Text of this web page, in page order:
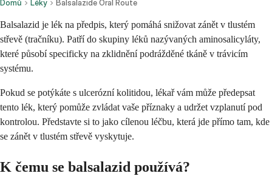
Domů Léky Balsalazide Oral Route
Balsalazid je lék na předpis, který pomáhá snižovat zánět v tlustém
střevě (tračníku). Patří do skupiny léků nazývaných aminosalicyláty,
které působí specificky na zklidnění podrážděné tkáně v trávicím
systému.
Pokud se potýkáte s ulcerózní kolitidou, lékař vám může předepsat
tento lék, který pomůže zvládat vaše příznaky a udržet vzplanutí pod
kontrolou. Představte si to jako cílenou léčbu, která jde přímo tam, kde
se zánět v tlustém střevě vyskytuje.
K čemu se balsalazid používá?